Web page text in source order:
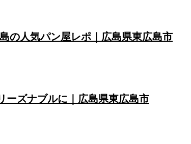
の人気パン屋レポ｜広島県東広島市
ーズナブルに｜広島県東広島市